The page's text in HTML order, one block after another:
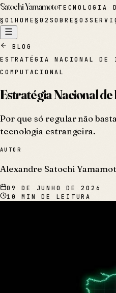
Satochi YamamotoTECNOLOGIA
§ 01HOME§02 SOBRE§03
BLOG
ESTRATÉGIA NACIONAL DE
COMPUTACIONAL
Estratégia Nacional de
Por que só regular não
tecnologia estrangeira.
AUTOR
Alexandre Satochi
09 DE JUNHO DE 2026
10
MIN DE LEITURA